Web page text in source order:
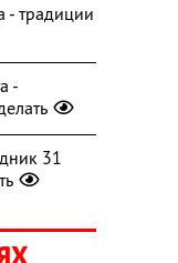
- традиции
-
31